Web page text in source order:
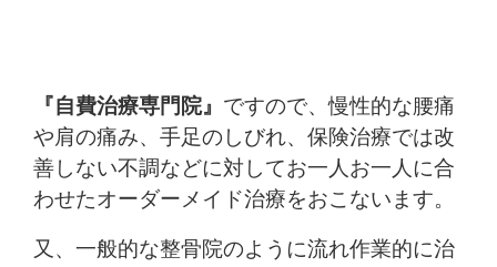
『自費治療専門院』 ですので、慢性的な腰痛
や肩の痛み、手足のしびれ、保険治療では改
善しない不調などに対してお一人お一人に合
わせたオーダーメイド治療をおこないます。
又、一般的な整骨院のように流れ作業的に治